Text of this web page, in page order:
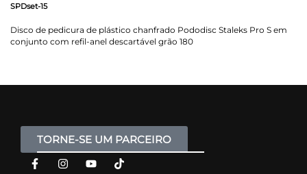
SPDset-15
Disco de pedicura de plástico chanfrado Pododisc Staleks Pro S em
conjunto com refil-anel descartável grão 180
TORNE-SE UM PARCEIRO